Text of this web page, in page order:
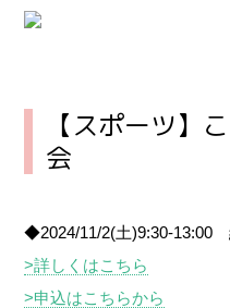
【スポーツ】
会
◆2024/11/2(土)9:30-13:00
>詳しくはこちら
>申込はこちらから